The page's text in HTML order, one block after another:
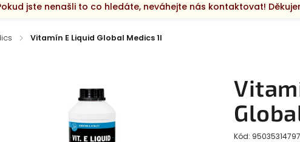
jste nenašli to co hledáte, neváhejte nás kontaktovat!
/ Vitamín E Liquid Global Medics 1l
Kód: